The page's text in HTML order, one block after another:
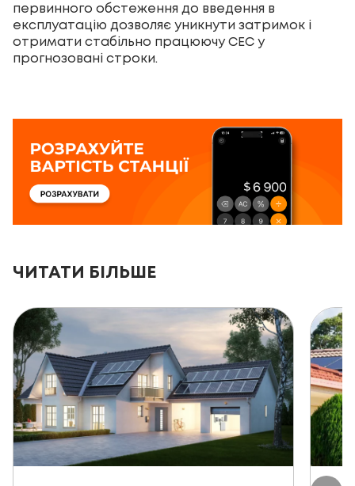
первинного обстеження до введення в
експлуатацію дозволяє уникнути затримок і
отримати стабільно працюючу СЕС у
прогнозовані строки.
ЧИТАТИ БІЛЬШЕ